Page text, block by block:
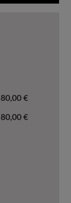
80,00€
80,00€